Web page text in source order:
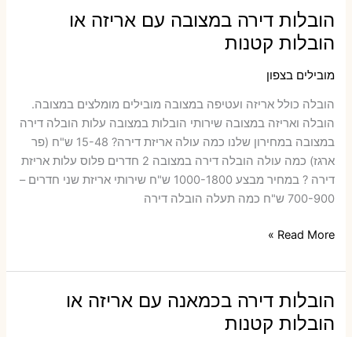
אריזה
או
הובלות
הובלות דירה במצובה עם אריזה או
הובלות קטנות
מובילים בצפון
הובלה כולל אריזה ועטיפה במצובה ‫מובילים מומלצים במצובה.
הובלה ואריזה במצובה שירותי הובלות במצובה עלות הובלה דירה
במצובה במחירון שלנו כמה עולה אריזת דירה​? 15-48 ש"ח (פר
ארגז) כמה עולה הובלה דירה במצובה 2 חדרים פלוס עלות אריזת
דירה ? במחיר מבצע 1000-1800 ש"ח שירותי אריזת שני חדרים –
700-900 ש"ח כמה תעלה הובלה דירה
הובלות
במצובה
אריזה
או
Read More »
הובלות דירה בכמאנה עם אריזה או
הובלות קטנות